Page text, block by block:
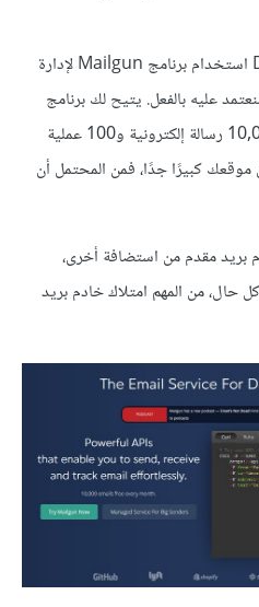
يقترح مطورو برنامج Discourse استخدام برنامج Mailgun لإدارة
عليه بالفعل. يتيح لك برنامج
Mailgun إرسال ما يصل إلى 10,000 رسالة إلكترونية و100 عملية
موقعك كبيرًا جدًا، فمن المحتمل أن
بريد مقدم من استضافة أخرى،
من المهم امتلاك خادم بريد